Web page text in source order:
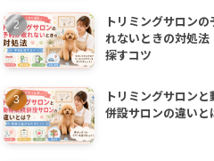
トリミングサロン
れないときの対処法
探すコツ
トリミングサロン
併設サロンの違いと